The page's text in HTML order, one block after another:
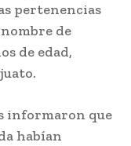
pertenencias
de
de edad,
informaron que
habían